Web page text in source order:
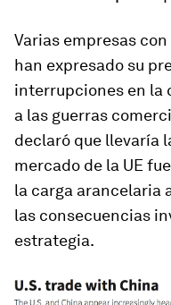
Varias empresas
han expresado su
interrupciones en la
a las guerras
declaró que llevaría
mercado de la UE
la carga arancelaria
las consecuencias
estrategia.